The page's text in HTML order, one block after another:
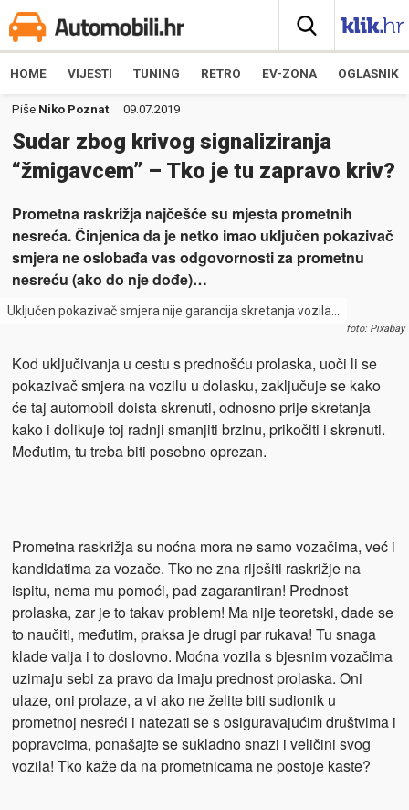
HOME VIJESTI TUNING RETRO EV-ZONA OGLASNIK
Piše Niko Poznat 09.07.2019
Sudar zbog krivog signaliziranja
“žmigavcem” – Tko je tu zapravo kriv?
Prometna raskrižja najčešće su mjesta prometnih
nesreća. Činjenica da je netko imao uključen pokazivač
smjera ne oslobađa vas odgovornosti za prometnu
nesreću (ako do nje dođe)…
Uključen pokazivač smjera nije garancija skretanja vozila…
foto: Pixabay
Kod uključivanja u cestu s prednošću prolaska, uoči li se
pokazivač smjera na vozilu u dolasku, zaključuje se kako
će taj automobil doista skrenuti, odnosno prije skretanja
kako i dolikuje toj radnji smanjiti brzinu, prikočiti i skrenuti.
Međutim, tu treba biti posebno oprezan.
Prometna raskrižja su noćna mora ne samo vozačima, već i
kandidatima za vozače. Tko ne zna riješiti raskrižje na
ispitu, nema mu pomoći, pad zagarantiran! Prednost
prolaska, zar je to takav problem! Ma nije teoretski, dade se
to naučiti, međutim, praksa je drugi par rukava! Tu snaga
klade valja i to doslovno. Moćna vozila s bjesnim vozačima
uzimaju sebi za pravo da imaju prednost prolaska. Oni
ulaze, oni prolaze, a vi ako ne želite biti sudionik u
prometnoj nesreći i natezati se s osiguravajućim društvima i
popravcima, ponašajte se sukladno snazi i veličini svog
vozila! Tko kaže da na prometnicama ne postoje kaste?